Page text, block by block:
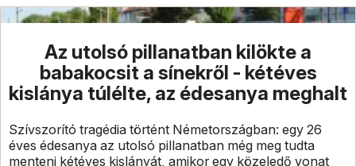
Az utolsó pillanatban kilökte a
babakocsit a sínekről - kétéves
kislánya túlélte, az édesanya meghalt
Szívszorító tragédia történt Németországban: egy 26
éves édesanya az utolsó pillanatban még meg tudta
menteni kétéves kislányát, amikor egy közeledő vonat